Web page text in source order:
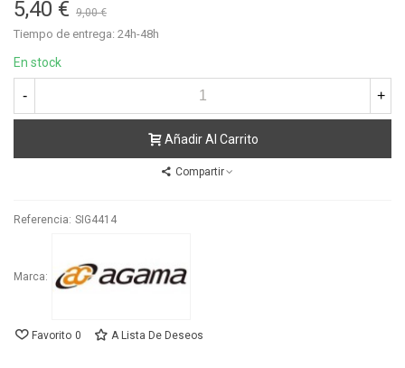
5,40 € 9,00 €
Tiempo de entrega: 24h-48h
En stock
- +
Añadir Al Carrito
Compartir
Referencia: SIG4414
Marca:
Favorito 0 A Lista De Deseos